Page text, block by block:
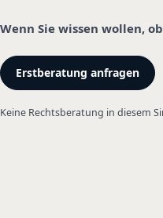
Wenn Sie wissen wollen,
Erstberatung anfragen
Keine Rechtsberatung in diesem